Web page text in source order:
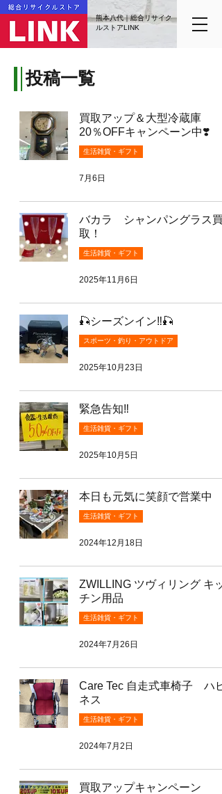
熊本八代｜総合リサイク
ルストアLINK
投稿一覧
買取アップ＆大型冷蔵庫
20％OFFキャンペーン中❣️
生活雑貨・ギフト
7月6日
バカラ シャンパングラス買
取！
生活雑貨・ギフト
2025年11月6日
🎣シーズンイン‼️🎣
スポーツ・釣り・アウトドア
2025年10月23日
緊急告知‼️
生活雑貨・ギフト
2025年10月5日
本日も元気に笑顔で営業中
生活雑貨・ギフト
2024年12月18日
ZWILLING ツヴィリング キッ
チン用品
生活雑貨・ギフト
2024年7月26日
Care Tec 自走式車椅子 ハピ
ネス
生活雑貨・ギフト
2024年7月2日
買取アップキャンペーン